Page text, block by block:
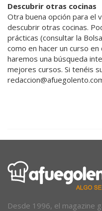
Descubrir otras cocinas
Otra buena opción para el
descubrir otras cocinas.
prácticas (consultar la
como en hacer un curso
haremos una búsqueda
mejores cursos. Si tenéis
Desde 1996, el magazine